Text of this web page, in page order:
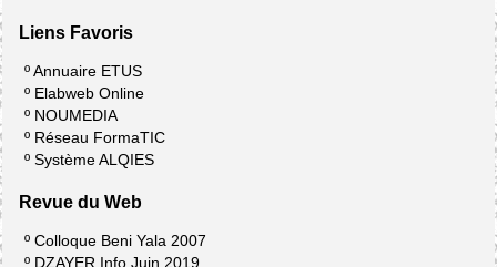
Liens Favoris
ºAnnuaire ETUS
º Elabweb Online
º NOUMEDIA
º Réseau FormaTIC
º Système ALQIES
Revue du Web
º Colloque Beni Yala 2007
º DZAYER Info Juin 2019